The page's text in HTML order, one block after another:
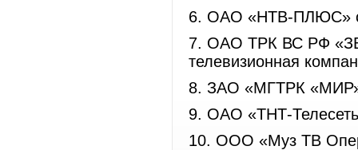
6. ОАО «НТВ-ПЛЮС»
7. ОАО ТРК ВС РФ
телевизионная
8. ЗАО «МГТРК
9. ОАО «ТНТ-
10. ООО «Муз ТВ